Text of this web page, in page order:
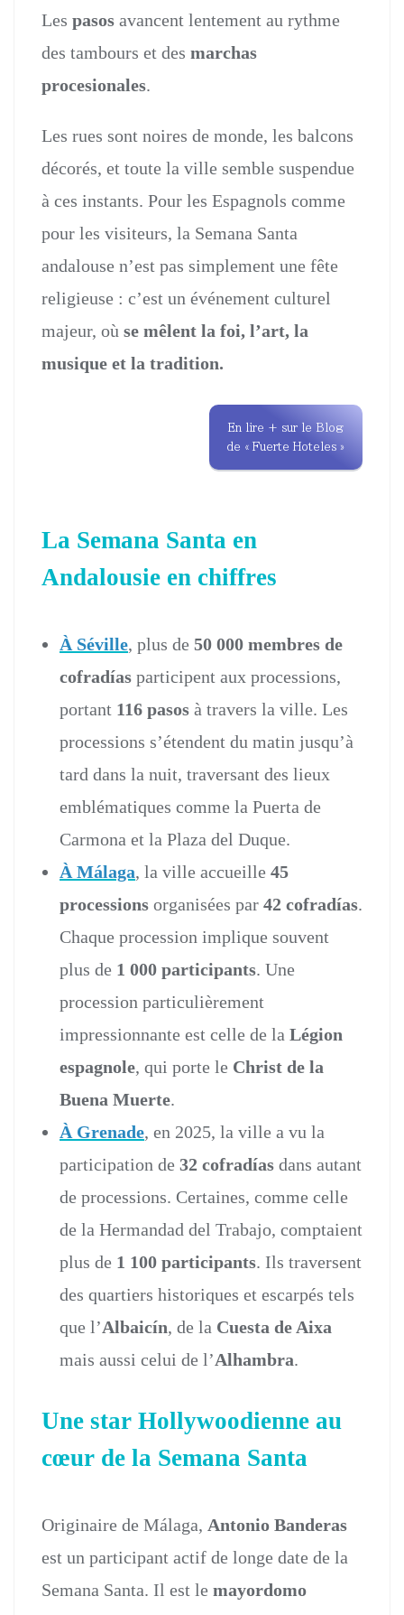
Les pasos avancent lentement au rythme
des tambours et des marchas
procesionales.
Les rues sont noires de monde, les balcons
décorés, et toute la ville semble suspendue
à ces instants. Pour les Espagnols comme
pour les visiteurs, la Semana Santa
andalouse n’est pas simplement une fête
religieuse : c’est un événement culturel
majeur, où se mêlent la foi, l’art, la
musique et la tradition.
En lire + sur le Blog
de « Fuerte Hoteles »
La Semana Santa en
Andalousie en chiffres
À Séville, plus de 50 000 membres de
cofradías participent aux processions,
portant 116 pasos à travers la ville. Les
processions s’étendent du matin jusqu’à
tard dans la nuit, traversant des lieux
emblématiques comme la Puerta de
Carmona et la Plaza del Duque.
À Málaga, la ville accueille 45
processions organisées par 42 cofradías.
Chaque procession implique souvent
plus de 1 000 participants. Une
procession particulièrement
impressionnante est celle de la Légion
espagnole, qui porte le Christ de la
Buena Muerte.
À Grenade, en 2025, la ville a vu la
participation de 32 cofradías dans autant
de processions. Certaines, comme celle
de la Hermandad del Trabajo, comptaient
plus de 1 100 participants. Ils traversent
des quartiers historiques et escarpés tels
que l’Albaicín, de la Cuesta de Aixa
mais aussi celui de l’Alhambra.
Une star Hollywoodienne au
cœur de la Semana Santa
Originaire de Málaga, Antonio Banderas
est un participant actif de longe date de la
Semana Santa. Il est le mayordomo